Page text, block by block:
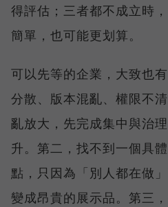
得評估；三者都不成立時
簡單，也可能更划算。
可以先等的企業，大致也
分散、版本混亂、權限不
亂放大，先完成集中與治
升。第二，找不到一個具
點，只因為「別人都在做
變成昂貴的展示品。第三